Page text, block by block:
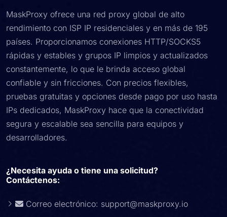
MaskProxy ofrece una red proxy global de alto
rendimiento con ISP IP residenciales y en más de 195
países. Proporcionamos conexiones HTTP/SOCKS5
rápidas y estables y grupos IP limpios y actualizados
constantemente, lo que le brinda acceso global
confiable y sin fricciones. Con precios flexibles,
pruebas gratuitas y opciones desde pago por uso hasta
IPs dedicados, MaskProxy hace que la conectividad
segura y escalable sea sencilla para equipos y
desarrolladores.
¿Necesita ayuda o tiene una solicitud?
Contáctenos:
Correo electrónico: support@maskproxy.io